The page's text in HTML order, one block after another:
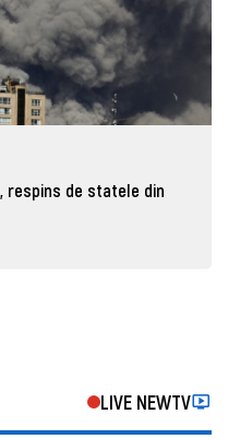
respins de statele din
LIVE NEWTV